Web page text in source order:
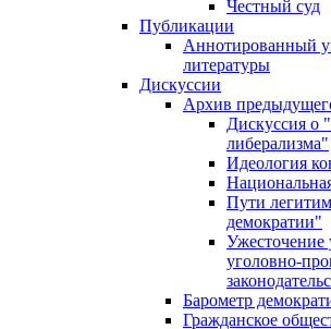
Честный суд
Публикации
Аннотированный
литературы
Дискуссии
Архив
Дискуссия о
либерализма"
Идеология
Пути
демократии"
Ужесточение
уголовно-
Барометр
Гражданское